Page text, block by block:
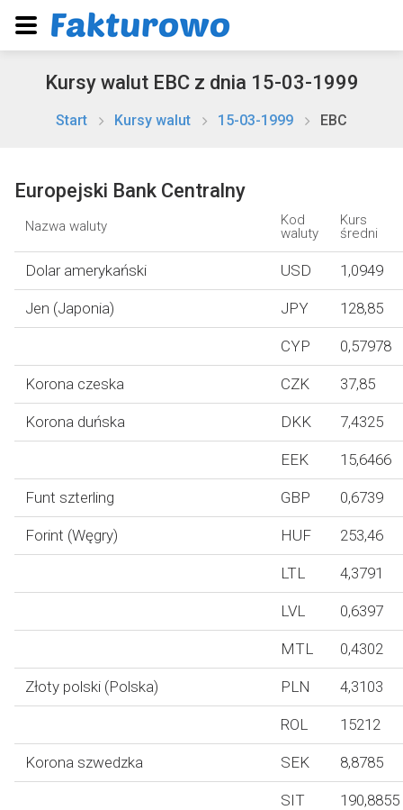
Kursy walut EBC z dnia 15-03-1999
Start Kursy walut 15-03-1999 EBC
Europejski Bank Centralny
Nazwa waluty
Kod
waluty
Kurs
średni
Dolar amerykański USD 1,0949
Jen (Japonia) JPY 128,85
CYP 0,57978
Korona czeska CZK 37,85
Korona duńska DKK 7,4325
EEK 15,6466
Funt szterling GBP 0,6739
Forint (Węgry) HUF 253,46
LTL 4,3791
LVL 0,6397
MTL 0,4302
Złoty polski (Polska) PLN 4,3103
ROL 15212
Korona szwedzka SEK 8,8785
SIT 190,8855